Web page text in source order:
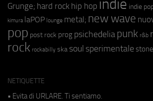
Grunge; hard rock hip hop indie indie
kimura laPOP lounge metal; new wave
pop post rock prog psichedeliapunk r&b
rock rockabilly ska soul sperimentale
NETIQUETTE
• Evita di URLARE. Ti sentiamo.